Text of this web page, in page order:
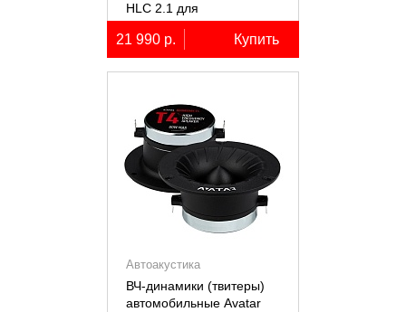
HLC 2.1 для
автомобилей Lixiang Li-
7/8/9
21 990 р. Купить
Автоакустика
ВЧ-динамики (твитеры)
автомобильные Avatar